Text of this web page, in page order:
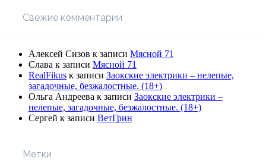
Свежие комментарии
Алексей Сизов к записи Мясной 71
Слава к записи Мясной 71
RealFikus к записи Заокские электрики – нелепые,
загадочные, безжалостные. (18+)
Ольга Андреева к записи Заокские электрики –
нелепые, загадочные, безжалостные. (18+)
Сергей к записи ВетГрин
Метки